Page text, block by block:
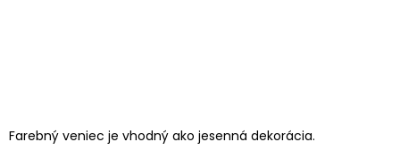
Farebný veniec je vhodný ako jesenná dekorácia.